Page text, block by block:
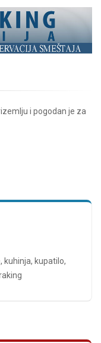
i pogodan je za
kuhinja, kupatilo,